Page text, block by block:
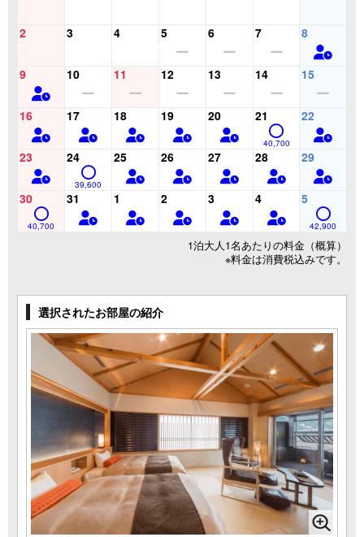
2 3 4 5 6 7 8
9 10 11 12 13 14 15
16 17 18 19 20 21
40,700
22
23 24
39,600
25 26 27 28 29
30
40,700
31 1 2 3 4 5
42,900
1泊大人1名あたりの料金（概算）
※料金は消費税込みです。
選択されたお部屋の紹介